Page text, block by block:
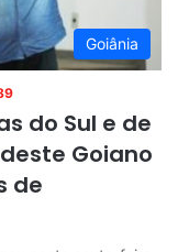
Goiânia
do Sul e de
Goiano
de